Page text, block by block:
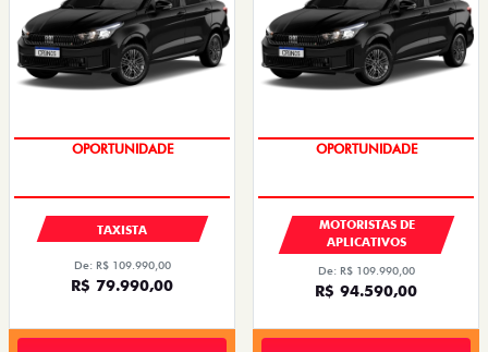
OPORTUNIDADE
TAXISTA
De: R$ 109.990,00
R$ 79.990,00
OPORTUNIDADE
MOTORISTAS DE
APLICATIVOS
De: R$ 109.990,00
R$ 94.590,00